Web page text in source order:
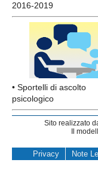
2016-2019
• Sportelli di ascolto
psicologico
Sito realizzato
Il
Privacy Note